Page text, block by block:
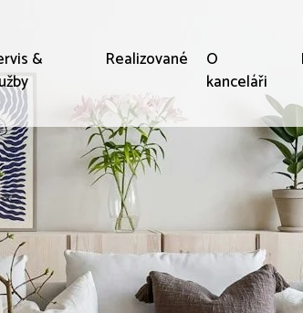
&
Realizované
O
kanceláři